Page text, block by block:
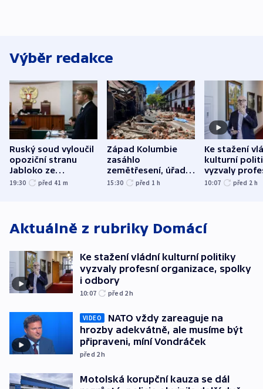
Výběr redakce
Ruský soud vyloučil
opoziční stranu
Jabloko ze
zářijových „voleb“
19:30 před 41 m
Západ Kolumbie
zasáhlo
zemětřesení, úřady
hlásí přes sto obětí
15:30 před 1 h
Ke stažení
kulturní
vyzvaly
organizace,
10:07 před 2 h
Aktuálně z rubriky Domácí
Ke stažení vládní kulturní politiky
vyzvaly profesní organizace, spolky
i odbory
10:07 před 2h
VIDEO
NATO vždy zareaguje na
hrozby adekvátně, ale musíme být
připraveni, míní Vondráček
před 2h
Motolská korupční kauza se dál